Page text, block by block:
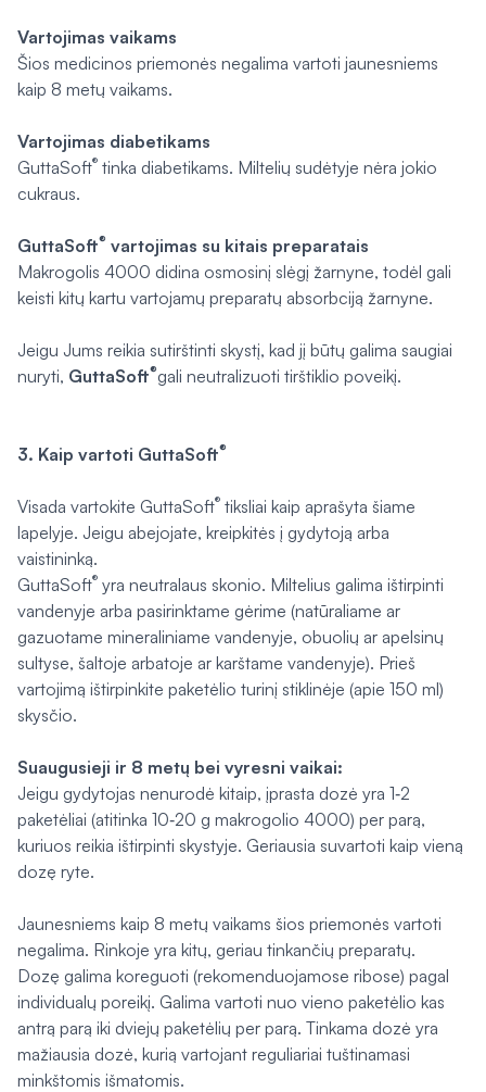
Vartojimas vaikams
Šios medicinos priemonės negalima vartoti jaunesniems
kaip 8 metų vaikams.
Vartojimas diabetikams
GuttaSoft® tinka diabetikams. Miltelių sudėtyje nėra jokio
cukraus.
GuttaSoft® vartojimas su kitais preparatais
Makrogolis 4000 didina osmosinį slėgį žarnyne, todėl gali
keisti kitų kartu vartojamų preparatų absorbciją žarnyne.
Jeigu Jums reikia sutirštinti skystį, kad jį būtų galima saugiai
nuryti, GuttaSoft®gali neutralizuoti tirštiklio poveikį.
3. Kaip vartoti GuttaSoft®
Visada vartokite GuttaSoft® tiksliai kaip aprašyta šiame
lapelyje. Jeigu abejojate, kreipkitės į gydytoją arba
vaistininką.
GuttaSoft® yra neutralaus skonio. Miltelius galima ištirpinti
vandenyje arba pasirinktame gėrime (natūraliame ar
gazuotame mineraliniame vandenyje, obuolių ar apelsinų
sultyse, šaltoje arbatoje ar karštame vandenyje). Prieš
vartojimą ištirpinkite paketėlio turinį stiklinėje (apie 150 ml)
skysčio.
Suaugusieji ir 8 metų bei vyresni vaikai:
Jeigu gydytojas nenurodė kitaip, įprasta dozė yra 1‑2
paketėliai (atitinka 10‑20 g makrogolio 4000) per parą,
kuriuos reikia ištirpinti skystyje. Geriausia suvartoti kaip vieną
dozę ryte.
Jaunesniems kaip 8 metų vaikams šios priemonės vartoti
negalima. Rinkoje yra kitų, geriau tinkančių preparatų.
Dozę galima koreguoti (rekomenduojamose ribose) pagal
individualų poreikį. Galima vartoti nuo vieno paketėlio kas
antrą parą iki dviejų paketėlių per parą. Tinkama dozė yra
mažiausia dozė, kurią vartojant reguliariai tuštinamasi
minkštomis išmatomis.